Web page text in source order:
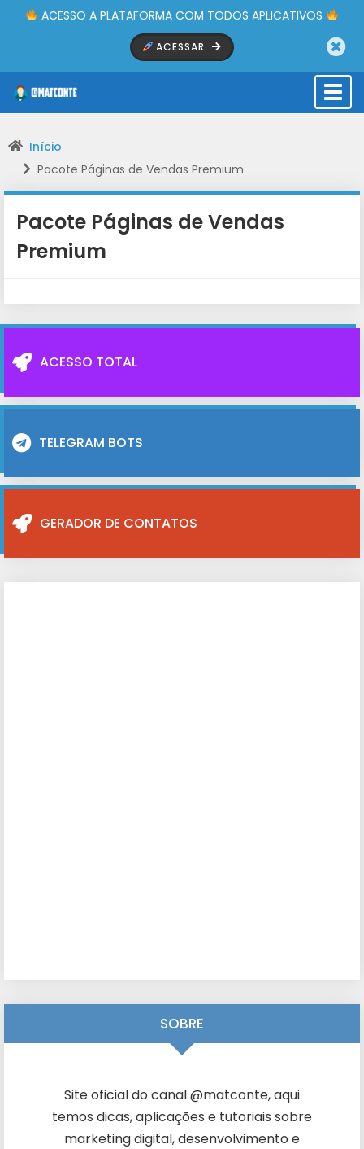
ACESSO A PLATAFORMA COM TODOS APLICATIVOS
ACESSAR
Início
Pacote Páginas de Vendas Premium
Pacote Páginas de Vendas
Premium
ACESSO TOTAL
TELEGRAM BOTS
GERADOR DE CONTATOS
SOBRE
Site oficial do canal @matconte, aqui
temos dicas, aplicações e tutoriais sobre
marketing digital, desenvolvimento e